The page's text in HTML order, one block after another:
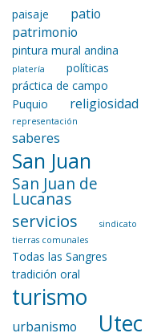
paisaje
patio
patrimonio
pintura mural andina
platería
políticas
práctica de campo
Puquio
religiosidad
representación
saberes
San Juan
San Juan de
Lucanas
servicios
sindicato
tierras comunales
Todas las Sangres
tradición oral
turismo
urbanismo Utec